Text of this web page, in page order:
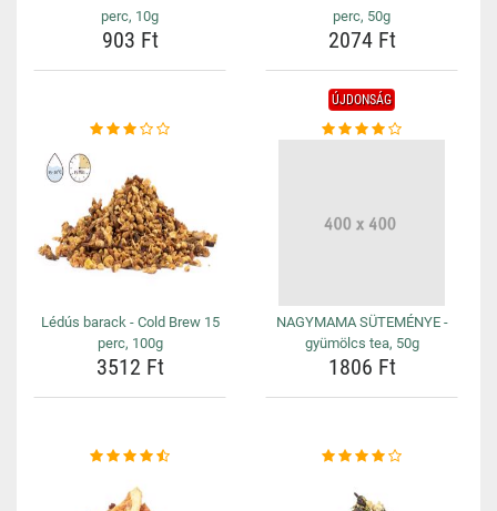
perc, 10g
903 Ft
perc, 50g
2074 Ft
Lédús barack - Cold Brew 15
perc, 100g
3512 Ft
ÚJDONSÁG
NAGYMAMA SÜTEMÉNYE -
gyümölcs tea, 50g
1806 Ft